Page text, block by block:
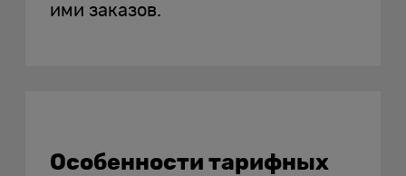
ими заказов.
Особенности тарифных